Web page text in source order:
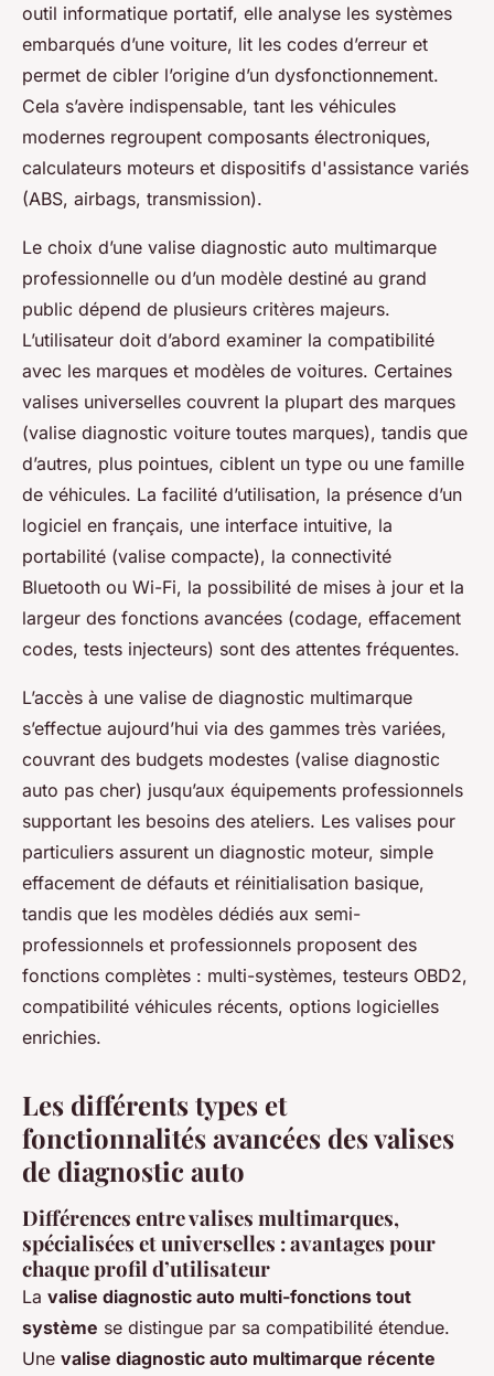
outil informatique portatif, elle analyse les systèmes
embarqués d’une voiture, lit les codes d’erreur et
permet de cibler l’origine d’un dysfonctionnement.
Cela s’avère indispensable, tant les véhicules
modernes regroupent composants électroniques,
calculateurs moteurs et dispositifs d'assistance variés
(ABS, airbags, transmission).
Le choix d’une valise diagnostic auto multimarque
professionnelle ou d’un modèle destiné au grand
public dépend de plusieurs critères majeurs.
L’utilisateur doit d’abord examiner la compatibilité
avec les marques et modèles de voitures. Certaines
valises universelles couvrent la plupart des marques
(valise diagnostic voiture toutes marques), tandis que
d’autres, plus pointues, ciblent un type ou une famille
de véhicules. La facilité d’utilisation, la présence d’un
logiciel en français, une interface intuitive, la
portabilité (valise compacte), la connectivité
Bluetooth ou Wi-Fi, la possibilité de mises à jour et la
largeur des fonctions avancées (codage, effacement
codes, tests injecteurs) sont des attentes fréquentes.
L’accès à une valise de diagnostic multimarque
s’effectue aujourd’hui via des gammes très variées,
couvrant des budgets modestes (valise diagnostic
auto pas cher) jusqu’aux équipements professionnels
supportant les besoins des ateliers. Les valises pour
particuliers assurent un diagnostic moteur, simple
effacement de défauts et réinitialisation basique,
tandis que les modèles dédiés aux semi-
professionnels et professionnels proposent des
fonctions complètes : multi-systèmes, testeurs OBD2,
compatibilité véhicules récents, options logicielles
enrichies.
Les différents types et
fonctionnalités avancées des valises
de diagnostic auto
Différences entre valises multimarques,
spécialisées et universelles : avantages pour
chaque profil d’utilisateur
La valise diagnostic auto multi-fonctions tout
système se distingue par sa compatibilité étendue.
Une valise diagnostic auto multimarque récente